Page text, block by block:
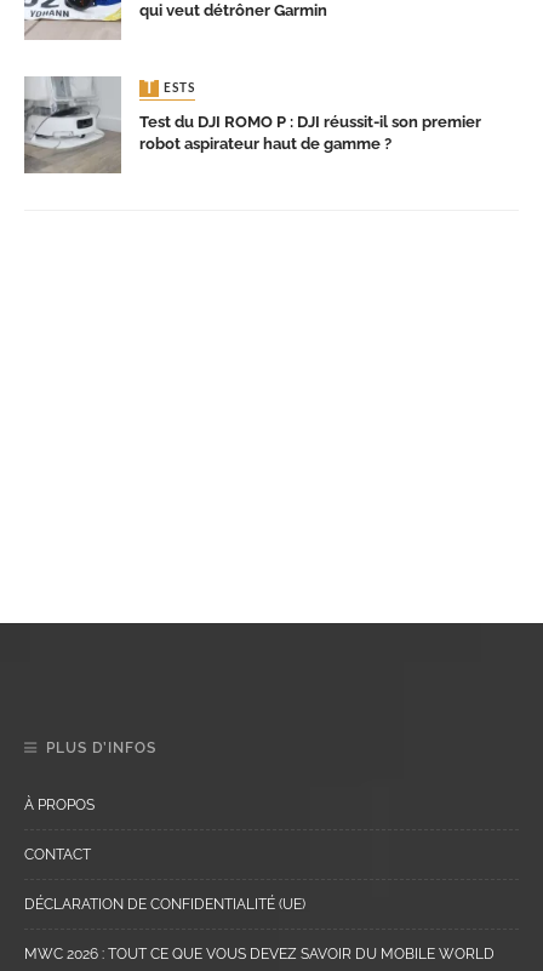
qui veut détrôner Garmin
TESTS
Test du DJI ROMO P : DJI réussit-il son premier
robot aspirateur haut de gamme ?
PLUS D’INFOS
À PROPOS
CONTACT
DÉCLARATION DE CONFIDENTIALITÉ (UE)
MWC 2026 : TOUT CE QUE VOUS DEVEZ SAVOIR DU MOBILE WORLD